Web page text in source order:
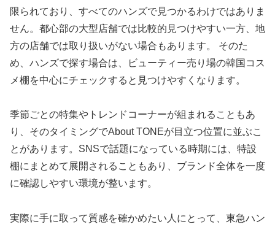
限られており、すべてのハンズで見つかるわけではありま
せん。都心部の大型店舗では比較的見つけやすい一方、地
方の店舗では取り扱いがない場合もあります。 そのた
め、ハンズで探す場合は、ビューティー売り場の韓国コス
メ棚を中心にチェックすると見つけやすくなります。
季節ごとの特集やトレンドコーナーが組まれることもあ
り、そのタイミングでAbout TONEが目立つ位置に並ぶこ
とがあります。SNSで話題になっている時期には、特設
棚にまとめて展開されることもあり、ブランド全体を一度
に確認しやすい環境が整います。
実際に手に取って質感を確かめたい人にとって、東急ハン